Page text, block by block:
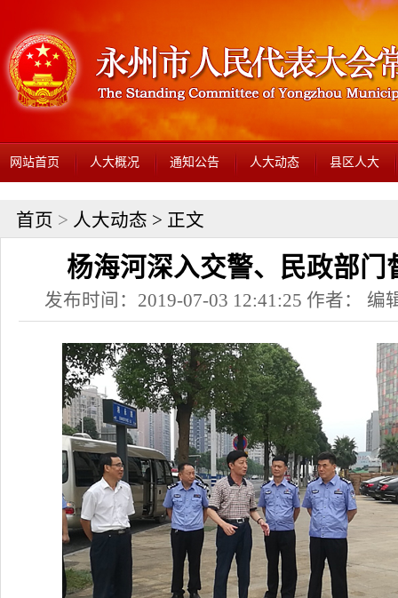
网站首页 人大概况 通知公告 人大动态 县区人大
首页 > 人大动态 > 正文
杨海河深入交警、民政部门
发布时间：2019-07-03 12:41:25 作者： 编